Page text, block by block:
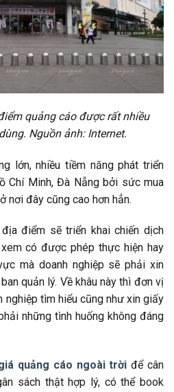
quảng cáo được rất nhiều
Nguồn ảnh: Internet.
lớn, nhiều tiềm năng phát triển
Chí Minh, Đà Nẵng bởi sức mua
nơi đây cũng cao hơn hẳn.
điểm sẽ triển khai chiến dịch
có được phép thực hiện hay
mà doanh nghiệp sẽ phải xin
quản lý. Về khâu này thì đơn vị
nghiệp tìm hiểu cũng như xin giấy
những tình huống không đáng
quảng cáo ngoài trời để cân
sách thật hợp lý, có thể book